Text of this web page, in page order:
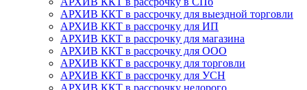
АРХИВ ККТ в рассрочку для выездной торговли
АРХИВ ККТ в рассрочку для ИП
АРХИВ ККТ в рассрочку для магазина
АРХИВ ККТ в рассрочку для ООО
АРХИВ ККТ в рассрочку для торговли
АРХИВ ККТ в рассрочку для УСН